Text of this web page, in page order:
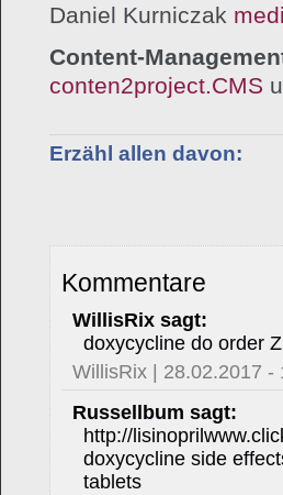
Daniel Kurniczak
Content-
conten2project.CMS
Erzähl allen davon:
Kommentare
WillisRix sagt:
doxycycline do order
WillisRix | 28.02.2017 -
Russellbum sagt:
http://
doxycycline side
tablets